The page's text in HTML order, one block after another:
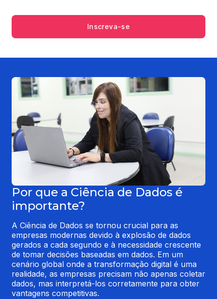
Inscreva-se
Por que a Ciência de Dados é
importante?
A Ciência de Dados se tornou crucial para as
empresas modernas devido à explosão de dados
gerados a cada segundo e à necessidade crescente
de tomar decisões baseadas em dados. Em um
cenário global onde a transformação digital é uma
realidade, as empresas precisam não apenas coletar
dados, mas interpretá-los corretamente para obter
vantagens competitivas.